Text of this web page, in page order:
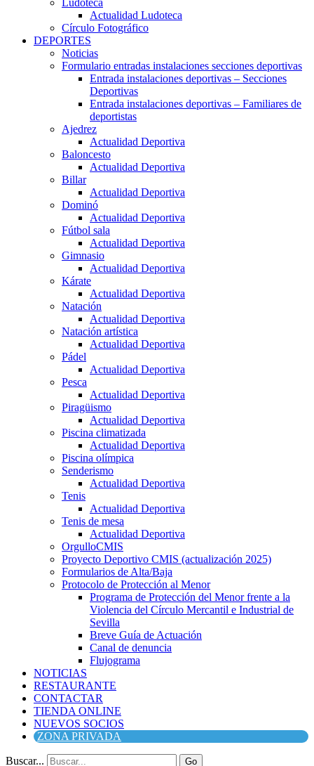
Actualidad Ludoteca
Círculo Fotográfico
DEPORTES
Noticias
Formulario entradas instalaciones secciones deportivas
Entrada instalaciones deportivas – Secciones
Deportivas
Entrada instalaciones deportivas – Familiares de
deportistas
Ajedrez
Actualidad Deportiva
Baloncesto
Actualidad Deportiva
Billar
Actualidad Deportiva
Dominó
Actualidad Deportiva
Fútbol sala
Actualidad Deportiva
Gimnasio
Actualidad Deportiva
Kárate
Actualidad Deportiva
Natación
Actualidad Deportiva
Natación artística
Actualidad Deportiva
Pádel
Actualidad Deportiva
Pesca
Actualidad Deportiva
Piragüismo
Actualidad Deportiva
Piscina climatizada
Actualidad Deportiva
Piscina olímpica
Senderismo
Actualidad Deportiva
Tenis
Actualidad Deportiva
Tenis de mesa
Actualidad Deportiva
OrgulloCMIS
Proyecto Deportivo CMIS (actualización 2025)
Formularios de Alta/Baja
Protocolo de Protección al Menor
Programa de Protección del Menor frente a la
Violencia del Círculo Mercantil e Industrial de
Sevilla
Breve Guía de Actuación
Canal de denuncia
Flujograma
NOTICIAS
RESTAURANTE
CONTACTAR
TIENDA ONLINE
NUEVOS SOCIOS
ZONA PRIVADA
Buscar... Go